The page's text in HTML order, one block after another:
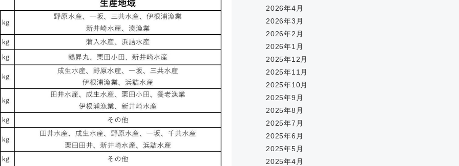
2026年4月
2026年3月
2026年2月
2026年1月
2025年12月
2025年11月
2025年10月
2025年9月
2025年8月
2025年7月
2025年6月
2025年5月
2025年4月